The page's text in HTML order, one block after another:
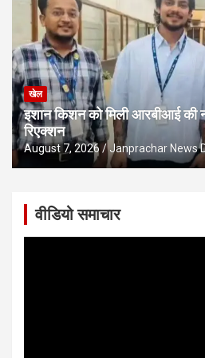
खेल
इशान किशन को मिली आरबीआई की
रिएक्शन
August 7, 2026 Janprachar News
वीडियो समाचार